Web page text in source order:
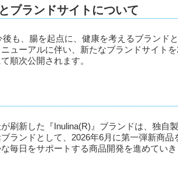
ブランドサイトについて
後も、腸を起点に、健康を考えるブランド
ューアルに伴い、新たなブランドサイト
順次公開されます。
刷新した『Inulina(R)』ブランドは、独自
ランドとして、2026年6月に第一弾新商
毎日をサポートする商品開発を進めていき